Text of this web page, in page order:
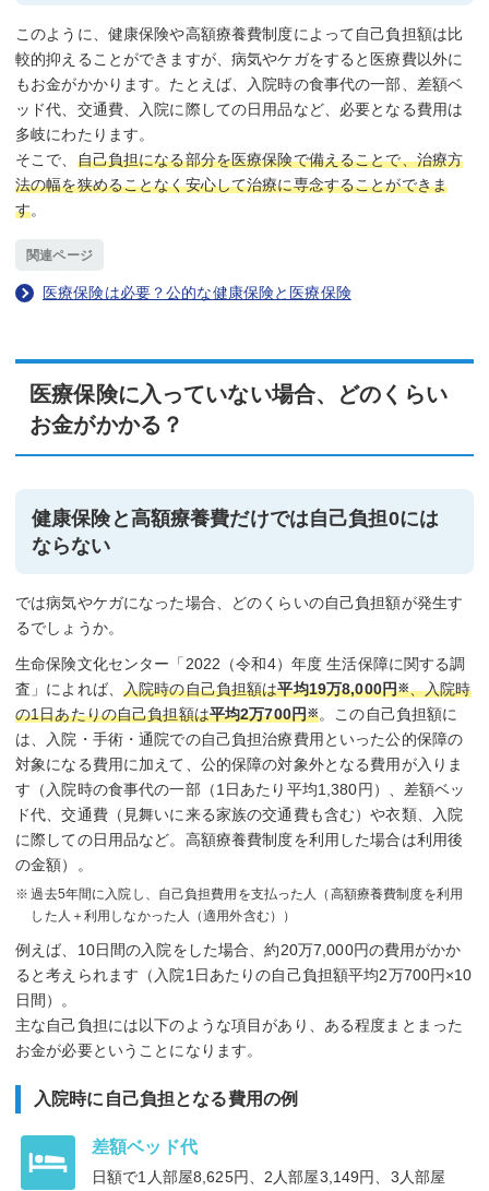
このように、健康保険や高額療養費制度によって自己負担額は比
較的抑えることができますが、病気やケガをすると医療費以外に
もお金がかかります。たとえば、入院時の食事代の一部、差額ベ
ッド代、交通費、入院に際しての日用品など、必要となる費用は
多岐にわたります。
そこで、 自己負担になる部分を医療保険で備えることで、治療方
法の幅を狭めることなく安心して治療に専念することができま
す。
関連ページ
医療保険は必要？公的な健康保険と医療保険
医療保険に入っていない場合、どのくらい
お金がかかる？
健康保険と高額療養費だけでは自己負担0には
ならない
では病気やケガになった場合、どのくらいの自己負担額が発生す
るでしょうか。
生命保険文化センター「2022（令和4）年度 生活保障に関する調
査」によれば、 入院時の自己負担額は平均19万8,000円※、入院時
の1日あたりの自己負担額は平均2万700円※ 。この自己負担額に
は、入院・手術・通院での自己負担治療費用といった公的保障の
対象になる費用に加えて、公的保障の対象外となる費用が入りま
す（入院時の食事代の一部（1日あたり平均1,380円）、差額ベッ
ド代、交通費（見舞いに来る家族の交通費も含む）や衣類、入院
に際しての日用品など。高額療養費制度を利用した場合は利用後
の金額）。
過去5年間に入院し、自己負担費用を支払った人（高額療養費制度を利用
した人＋利用しなかった人（適用外含む））
例えば、10日間の入院をした場合、約20万7,000円の費用がかか
ると考えられます（入院1日あたりの自己負担額平均2万700円×10
日間）。
主な自己負担には以下のような項目があり、ある程度まとまった
お金が必要ということになります。
入院時に自己負担となる費用の例
差額ベッド代
日額で1人部屋8,625円、2人部屋3,149円、3人部屋